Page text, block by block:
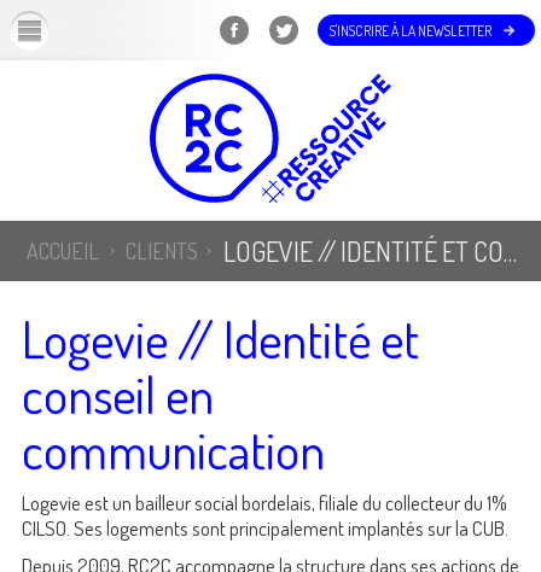
S'INSCRIRE À LA NEWSLETTER
ACCUEIL CLIENTS LOGEVIE // IDENTITÉ ET CONSEIL EN COMMUNICATION
Logevie // Identité et
conseil en
communication
Logevie est un bailleur social bordelais, filiale du collecteur du 1%
CILSO. Ses logements sont principalement implantés sur la CUB.
Depuis 2009, RC2C accompagne la structure dans ses actions de